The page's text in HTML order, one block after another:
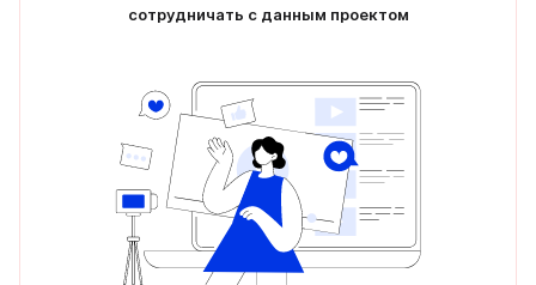
сотрудничать с данным проектом